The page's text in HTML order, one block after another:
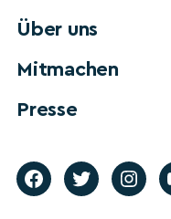
Über uns
Mitmachen
Presse